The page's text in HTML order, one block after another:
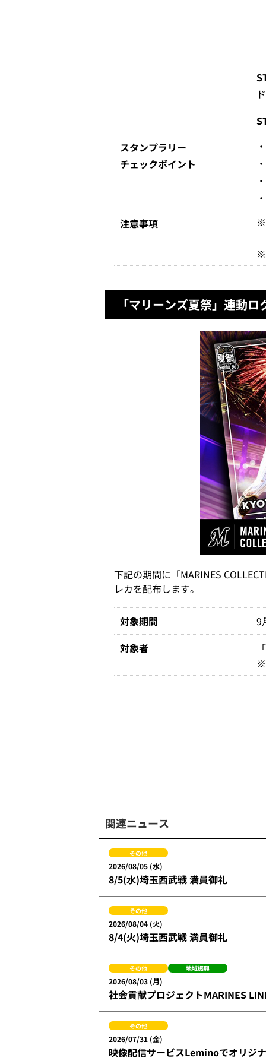
スタンプラリー
チェックポイント
・
・
・
・
注意事項
※
※
「マリーンズ夏祭」連動
下記の期間に「MARINES
レカを配布します。
対象期間
9
対象者
※
関連ニュース
その他
2026/08/05 (水)
8/5(水)埼玉西武戦 満員御礼
その他
2026/08/04 (火)
8/4(火)埼玉西武戦 満員御礼
その他 地域振興
2026/08/03 (月)
社会貢献プロジェクトMARINES
その他
2026/07/31 (金)
映像配信サービスLeminoでオリジ